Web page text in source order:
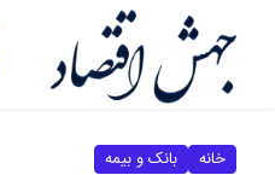
خانه بانک و بیمه